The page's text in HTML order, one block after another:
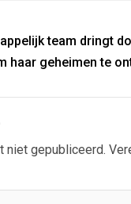
team dringt
haar geheimen te
niet gepubliceerd.